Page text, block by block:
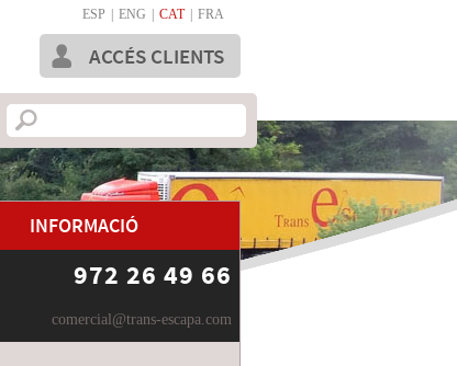
ESP ENG CAT FRA
ACCÉS CLIENTS
INFORMACIÓ
972 26 49 66
comercial@trans-escapa.com